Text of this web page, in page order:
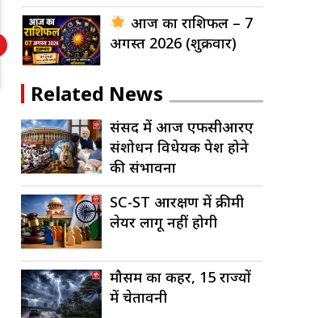
Snapchat पर आया
विदेश मंत्रालय, जेन-
तैयारी
आज का राशिफल – 7
अगस्त 2026 (शुक्रवार)
Related News
संसद में आज एफसीआरए
संशोधन विधेयक पेश होने
की संभावना
SC-ST आरक्षण में क्रीमी
लेयर लागू नहीं होगी
मौसम का कहर, 15 राज्यों
में चेतावनी